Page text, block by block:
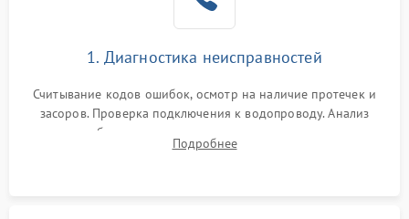
1. Диагностика неисправностей
Считывание кодов ошибок, осмотр на наличие протечек и
засоров. Проверка подключения к водопроводу. Анализ
жалоб на отсутствие слива, нагрева, вращения
разбрызгивателей или срабатывание системы защиты
Подробнее